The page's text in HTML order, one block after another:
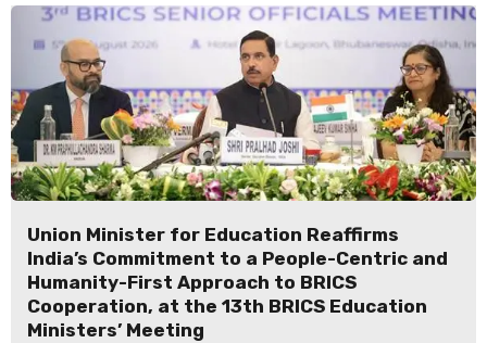
Union Minister for Education Reaffirms
India’s Commitment to a People-Centric and
Humanity-First Approach to BRICS
Cooperation, at the 13th BRICS Education
Ministers’ Meeting